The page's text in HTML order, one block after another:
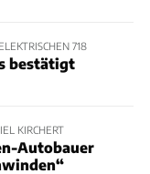
718
bestätigt
KIRCHERT
Autobauer